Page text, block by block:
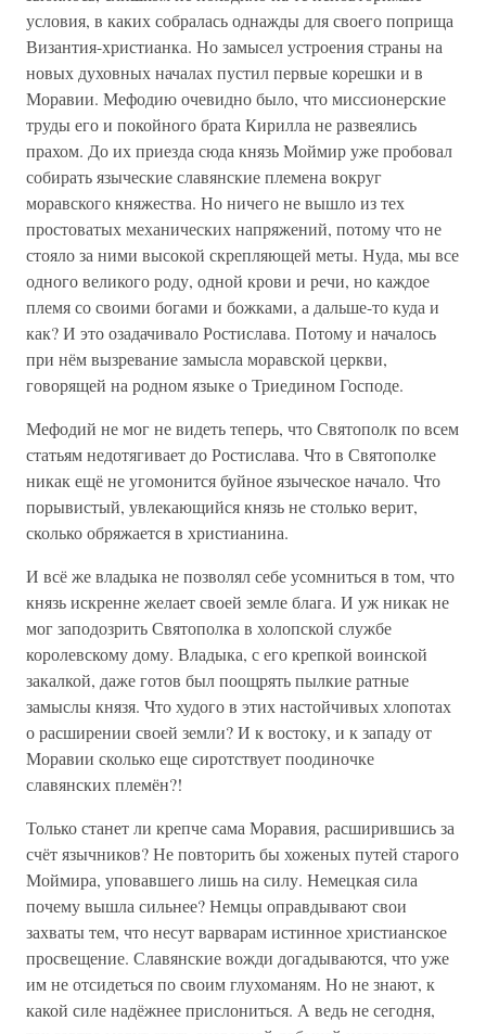
условия, в каких собралась однажды для своего поприща
Византия-христианка. Но замысел устроения страны на
новых духовных началах пустил первые корешки и в
Моравии. Мефодию очевидно было, что миссионерские
труды его и покойного брата Кирилла не развеялись
прахом. До их приезда сюда князь Моймир уже пробовал
собирать языческие славянские племена вокруг
моравского княжества. Но ничего не вышло из тех
простоватых механических напряжений, потому что не
стояло за ними высокой скрепляющей меты. Нуда, мы все
одного великого роду, одной крови и речи, но каждое
племя со своими богами и божками, а дальше-то куда и
как? И это озадачивало Ростислава. Потому и началось
при нём вызревание замысла моравской церкви,
говорящей на родном языке о Триедином Господе.
Мефодий не мог не видеть теперь, что Святополк по всем
статьям недотягивает до Ростислава. Что в Святополке
никак ещё не угомонится буйное языческое начало. Что
порывистый, увлекающийся князь не столько верит,
сколько обряжается в христианина.
И всё же владыка не позволял себе усомниться в том, что
князь искренне желает своей земле блага. И уж никак не
мог заподозрить Святополка в холопской службе
королевскому дому. Владыка, с его крепкой воинской
закалкой, даже готов был поощрять пылкие ратные
замыслы князя. Что худого в этих настойчивых хлопотах
о расширении своей земли? И к востоку, и к западу от
Моравии сколько еще сиротствует поодиночке
славянских племён?!
Только станет ли крепче сама Моравия, расширившись за
счёт язычников? Не повторить бы хоженых путей старого
Моймира, уповавшего лишь на силу. Немецкая сила
почему вышла сильнее? Немцы оправдывают свои
захваты тем, что несут варварам истинное христианское
просвещение. Славянские вожди догадываются, что уже
им не отсидеться по своим глухоманям. Но не знают, к
какой силе надёжнее прислониться. А ведь не сегодня,